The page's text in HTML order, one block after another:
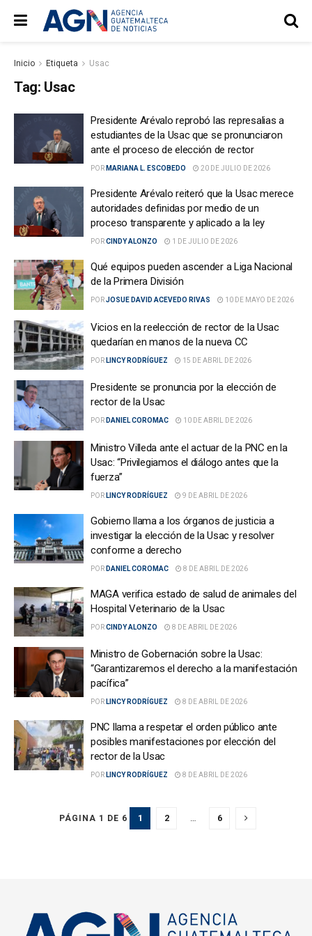
Inicio Etiqueta Usac
Tag: Usac
Presidente Arévalo reprobó las represalias a
estudiantes de la Usac que se pronunciaron
ante el proceso de elección de rector
POR MARIANA L. ESCOBEDO 20 DE JULIO DE 2026
Presidente Arévalo reiteró que la Usac merece
autoridades definidas por medio de un
proceso transparente y aplicado a la ley
PORCINDY ALONZO 1 DE JULIO DE 2026
Qué equipos pueden ascender a Liga Nacional
de la Primera División
PORJOSUE DAVID ACEVEDO RIVAS 10 DE MAYO DE 2026
Vicios en la reelección de rector de la Usac
quedarían en manos de la nueva CC
POR LINCY RODRÍGUEZ 15 DE ABRIL DE 2026
Presidente se pronuncia por la elección de
rector de la Usac
POR DANIEL COROMAC 10 DE ABRIL DE 2026
Ministro Villeda ante el actuar de la PNC en la
Usac: “Privilegiamos el diálogo antes que la
fuerza”
POR LINCY RODRÍGUEZ 9 DE ABRIL DE 2026
Gobierno llama a los órganos de justicia a
investigar la elección de la Usac y resolver
conforme a derecho
POR DANIEL COROMAC 8 DE ABRIL DE 2026
MAGA verifica estado de salud de animales del
Hospital Veterinario de la Usac
PORCINDY ALONZO 8 DE ABRIL DE 2026
Ministro de Gobernación sobre la Usac:
“Garantizaremos el derecho a la manifestación
pacífica”
POR LINCY RODRÍGUEZ 8 DE ABRIL DE 2026
PNC llama a respetar el orden público ante
posibles manifestaciones por elección del
rector de la Usac
POR LINCY RODRÍGUEZ 8 DE ABRIL DE 2026
PÁGINA 1 DE 6 1 2 … 6